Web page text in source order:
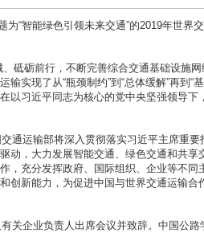
智能绿色引领未来交通”的2019年世界
砺前行，不断完善综合交通基础设施网
实现了从“瓶颈制约”到“总体缓解”再到“
以习近平同志为核心的党中央坚强领导下
运输部将深入贯彻落实习近平主席重要
动，大力发展智能交通、绿色交通和共享
，充分发挥政府、国际组织、企业等不同
创新能力，为促进中国与世界交通运输合
企业负责人出席会议并致辞。中国公路